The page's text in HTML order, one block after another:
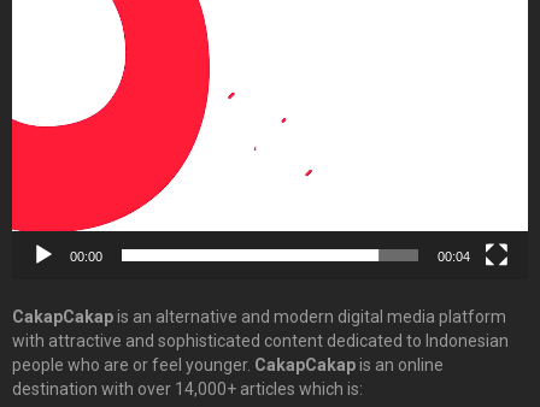
00:00 00:04
CakapCakapis an alternative and modern digital media platform
with attractive and sophisticated content dedicated to Indonesian
people who are or feel younger. CakapCakapis an online
destination with over 14,000+ articles which is: